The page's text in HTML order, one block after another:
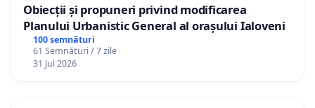
Obiecții și propuneri privind modificarea
Planului Urbanistic General al orașului Ialoveni
100 semnături
61 Semnături / 7 zile
31 Jul 2026